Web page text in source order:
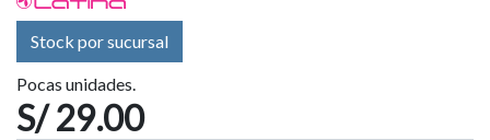
Stock por sucursal
Pocas unidades.
S/ 29.00